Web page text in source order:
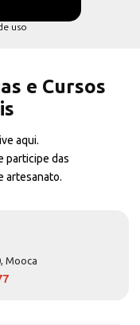
uso
e Cursos
aqui.
participe das
artesanato.
Mooca